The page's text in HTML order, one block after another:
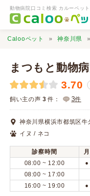
動物病院口コミ検索 カルーペット
動物病院検索
口コミ検索
Calooペットとは？
口コミ投稿
Calooペット 神奈川県
まつもと動物
3.70
飼い主の声 3 件： 3件
神奈川県横浜市都筑区
イヌ / ネコ
診察時間 月
08:00 ~ 12:00
●
08:00 ~ 17:00
16:00 ~ 19:00 ●